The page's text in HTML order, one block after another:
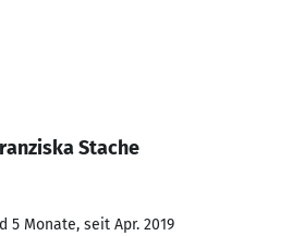
Stache
5 Monate, seit Apr. 2019